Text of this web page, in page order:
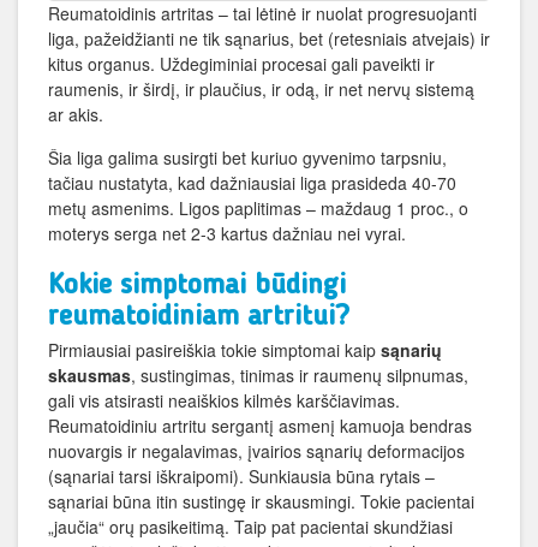
Reumatoidinis artritas – tai lėtinė ir nuolat progresuojanti
liga, pažeidžianti ne tik sąnarius, bet (retesniais atvejais) ir
kitus organus. Uždegiminiai procesai gali paveikti ir
raumenis, ir širdį, ir plaučius, ir odą, ir net nervų sistemą
ar akis.
Šia liga galima susirgti bet kuriuo gyvenimo tarpsniu,
tačiau nustatyta, kad dažniausiai liga prasideda 40-70
metų asmenims. Ligos paplitimas – maždaug 1 proc., o
moterys serga net 2-3 kartus dažniau nei vyrai.
Kokie simptomai būdingi
reumatoidiniam artritui?
Pirmiausiai pasireiškia tokie simptomai kaip sąnarių
skausmas, sustingimas, tinimas ir raumenų silpnumas,
gali vis atsirasti neaiškios kilmės karščiavimas.
Reumatoidiniu artritu sergantį asmenį kamuoja bendras
nuovargis ir negalavimas, įvairios sąnarių deformacijos
(sąnariai tarsi iškraipomi). Sunkiausia būna rytais –
sąnariai būna itin sustingę ir skausmingi. Tokie pacientai
„jaučia“ orų pasikeitimą. Taip pat pacientai skundžiasi